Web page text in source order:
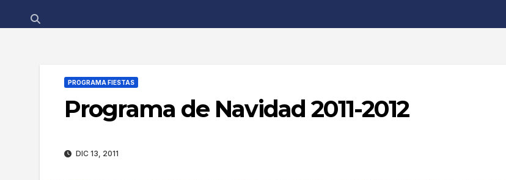
PROGRAMA FIESTAS
Programa de Navidad 2011-2012
DIC 13, 2011